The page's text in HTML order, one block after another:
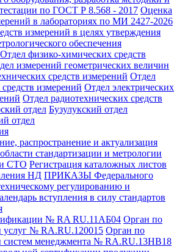
по ГОСТ Р 8.568 - 2017 Оценка
в лабораториях по МИ 2427-2026
измерений в целях утверждения
обеспечения
Отдел физико-химических средств
измерений геометрических величин
средств измерений Отдел
измерений Отдел электрических
Отдел радиотехнических средств
отдел Бузулукский отдел
отдел
распространение и актуализация
стандартизации и метрологии
СТО Регистрация каталожных листов
НД ПРИКАЗЫ Федерального
регулированию и
вступления в силу стандартов
№ RA RU.11АБ04 Орган по
услуг № RA.RU.120015 Орган по
систем менеджмента № RA.RU.13HB18